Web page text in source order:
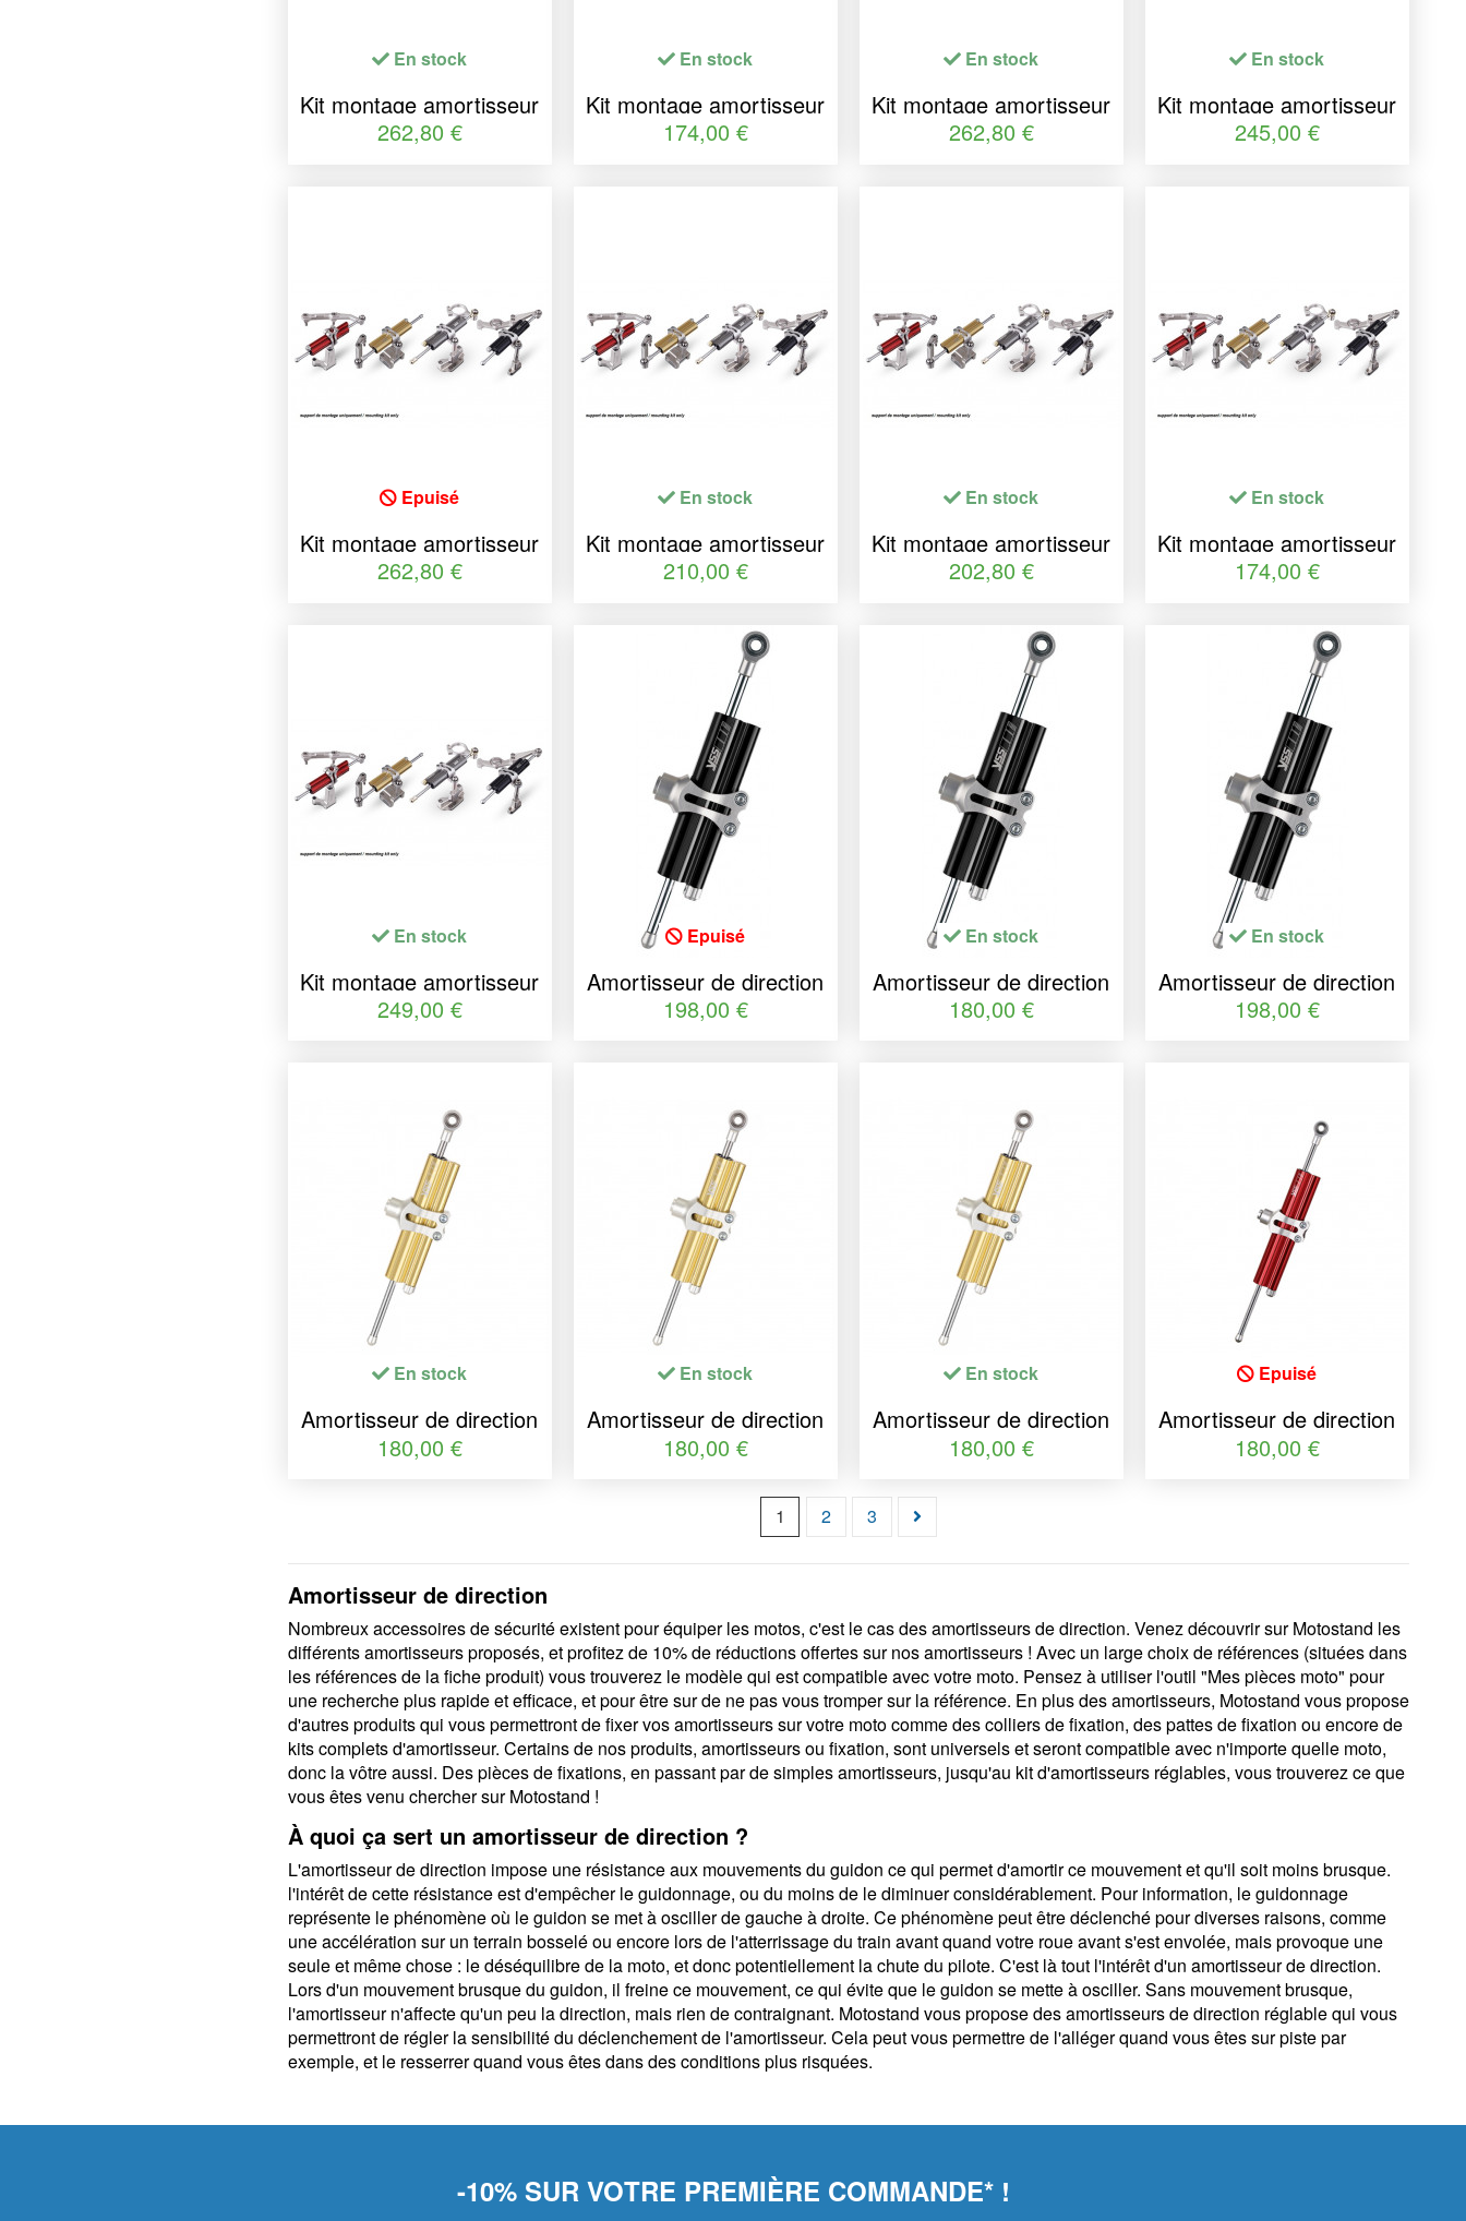
En stock
Kit montage amortisseur
de direction YSS
262,80 €
En stock
Kit montage amortisseur
de direction YSS
174,00 €
En stock
Kit montage amortisseur
de direction YSS
262,80 €
En stock
Kit montage amortisseur
de direction YSS
245,00 €
Epuisé
Kit montage amortisseur
de direction YSS
262,80 €
En stock
Kit montage amortisseur
de direction YSS
210,00 €
En stock
Kit montage amortisseur
de direction YSS
202,80 €
En stock
Kit montage amortisseur
de direction YSS
174,00 €
En stock
Kit montage amortisseur
de direction YSS
249,00 €
Epuisé
Amortisseur de direction
YSS course 120 noir
198,00 €
En stock
Amortisseur de direction
YSS course 150 noir
180,00 €
En stock
Amortisseur de direction
YSS course 90 noir
198,00 €
En stock
Amortisseur de direction
YSS course 120 or
180,00 €
En stock
Amortisseur de direction
YSS course 150 or
180,00 €
En stock
Amortisseur de direction
YSS course 90 or
180,00 €
Epuisé
Amortisseur de direction
YSS course 120 rouge
180,00 €
1 2 3
Amortisseur de direction
Nombreux accessoires de sécurité existent pour équiper les motos, c'est le cas des amortisseurs de direction. Venez découvrir sur Motostand les
différents amortisseurs proposés, et profitez de 10% de réductions offertes sur nos amortisseurs ! Avec un large choix de références (situées dans
les références de la fiche produit) vous trouverez le modèle qui est compatible avec votre moto. Pensez à utiliser l'outil "Mes pièces moto" pour
une recherche plus rapide et efficace, et pour être sur de ne pas vous tromper sur la référence. En plus des amortisseurs, Motostand vous propose
d'autres produits qui vous permettront de fixer vos amortisseurs sur votre moto comme des colliers de fixation, des pattes de fixation ou encore de
kits complets d'amortisseur. Certains de nos produits, amortisseurs ou fixation, sont universels et seront compatible avec n'importe quelle moto,
donc la vôtre aussi. Des pièces de fixations, en passant par de simples amortisseurs, jusqu'au kit d'amortisseurs réglables, vous trouverez ce que
vous êtes venu chercher sur Motostand !
À quoi ça sert un amortisseur de direction ?
L'amortisseur de direction impose une résistance aux mouvements du guidon ce qui permet d'amortir ce mouvement et qu'il soit moins brusque.
l'intérêt de cette résistance est d'empêcher le guidonnage, ou du moins de le diminuer considérablement. Pour information, le guidonnage
représente le phénomène où le guidon se met à osciller de gauche à droite. Ce phénomène peut être déclenché pour diverses raisons, comme
une accélération sur un terrain bosselé ou encore lors de l'atterrissage du train avant quand votre roue avant s'est envolée, mais provoque une
seule et même chose : le déséquilibre de la moto, et donc potentiellement la chute du pilote. C'est là tout l'intérêt d'un amortisseur de direction.
Lors d'un mouvement brusque du guidon, il freine ce mouvement, ce qui évite que le guidon se mette à osciller. Sans mouvement brusque,
l'amortisseur n'affecte qu'un peu la direction, mais rien de contraignant. Motostand vous propose des amortisseurs de direction réglable qui vous
permettront de régler la sensibilité du déclenchement de l'amortisseur. Cela peut vous permettre de l'alléger quand vous êtes sur piste par
exemple, et le resserrer quand vous êtes dans des conditions plus risquées.
-10% SUR VOTRE PREMIÈRE COMMANDE* !